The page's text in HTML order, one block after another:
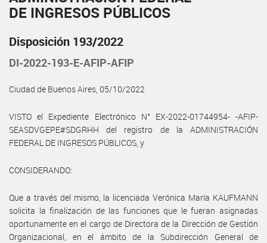
DE INGRESOS PÚBLICOS
Disposición 193/2022
DI-2022-193-E-AFIP-AFIP
Ciudad de Buenos Aires, 05/10/2022
VISTO el Expediente Electrónico N° EX-2022-01744954- -AFIP-
SEASDVGEPE#SDGRHH del registro de la ADMINISTRACIÓN
FEDERAL DE INGRESOS PÚBLICOS, y
CONSIDERANDO:
Que a través del mismo, la licenciada Verónica María KAUFMANN
solicita la finalización de las funciones que le fueran asignadas
oportunamente en el cargo de Directora de la Dirección de Gestión
Organizacional, en el ámbito de la Subdirección General de